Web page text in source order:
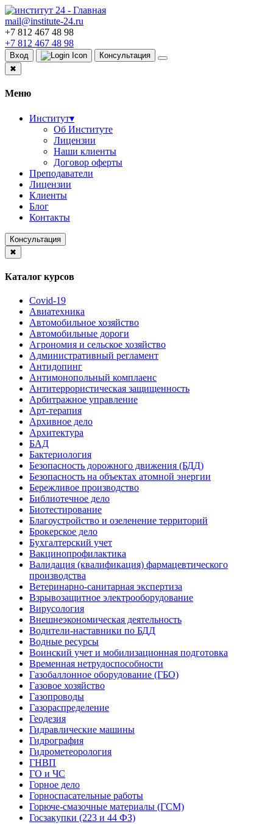
mail@institute-24.ru
+7 812 467 48 98
+7 812 467 48 98
Вход
Консультация
✖
Меню
Институт▾
Об Институте
Лицензии
Наши клиенты
Договор оферты
Преподаватели
Лицензии
Клиенты
Блог
Контакты
Консультация
✖
Каталог курсов
Covid-19
Авиатехника
Автомобильное хозяйство
Автомобильные дороги
Агрономия и сельское хозяйство
Административный регламент
Антидопинг
Антимонопольный комплаенс
Антитеррористическая защищенность
Арбитражное управление
Арт-терапия
Архивное дело
Архитектура
БАД
Бактериология
Безопасность дорожного движения (БДД)
Безопасность на объектах атомной энергии
Бережливое производство
Библиотечное дело
Биотестирование
Благоустройство и озеленение территорий
Брокерское дело
Бухгалтерский учет
Вакцинопрофилактика
Валидация (квалификация) фармацевтического
производства
Ветеринарно-санитарная экспертиза
Взрывозащитное электрооборудование
Вирусология
Внешнеэкономическая деятельность
Водители-наставники по БДД
Водные ресурсы
Воинский учет и мобилизационная подготовка
Временная нетрудоспособности
Газобаллонное оборудование (ГБО)
Газовое хозяйство
Газопроводы
Газораспределение
Геодезия
Гидравлические машины
Гидрография
Гидрометеорология
ГНВП
ГО и ЧС
Горное дело
Горноспасательные работы
Горюче-смазочные материалы (ГСМ)
Госзакупки (223 и 44 ФЗ)